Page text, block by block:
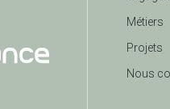
Métiers
Projets
Nous